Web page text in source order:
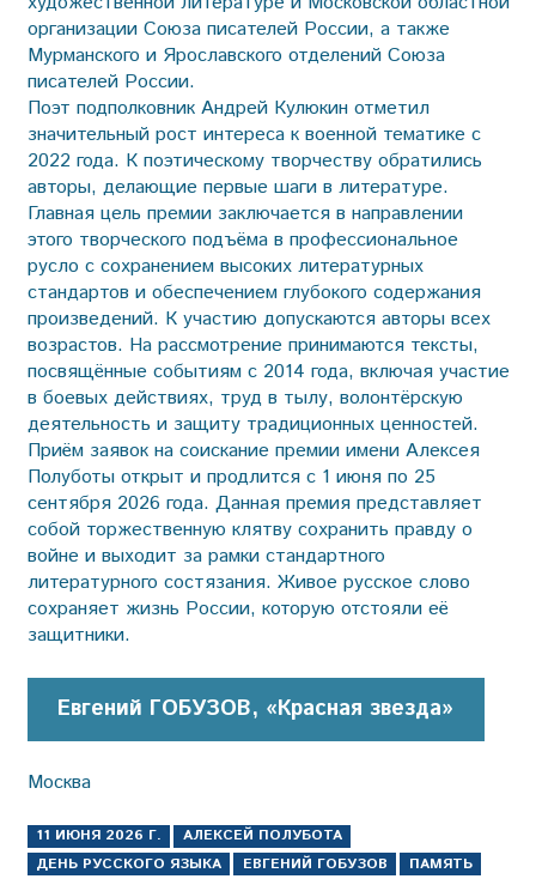
организации Союза писателей России, а также
Мурманского и Ярославского отделений Союза
писателей России.
Поэт подполковник Андрей Кулюкин отметил
значительный рост интереса к военной тематике с
2022 года. К поэтическому творчеству обратились
авторы, делающие первые шаги в литературе.
Главная цель премии заключается в направлении
этого творческого подъёма в профессиональное
русло с сохранением высоких литературных
стандартов и обеспечением глубокого содержания
произведений. К участию допускаются авторы всех
возрастов. На рассмотрение принимаются тексты,
посвящённые событиям с 2014 года, включая участие
в боевых действиях, труд в тылу, волонтёрскую
деятельность и защиту традиционных ценностей.
Приём заявок на соискание премии имени Алексея
Полуботы открыт и продлится с 1 июня по 25
сентября 2026 года. Данная премия представляет
собой торжественную клятву сохранить правду о
войне и выходит за рамки стандартного
литературного состязания. Живое русское слово
сохраняет жизнь России, которую отстояли её
защитники.
Евгений ГОБУЗОВ, «Красная звезда»
Москва
11 ИЮНЯ 2026 Г.
АЛЕКСЕЙ ПОЛУБОТА
ДЕНЬ РУССКОГО ЯЗЫКА
ЕВГЕНИЙ ГОБУЗОВ
ПАМЯТЬ